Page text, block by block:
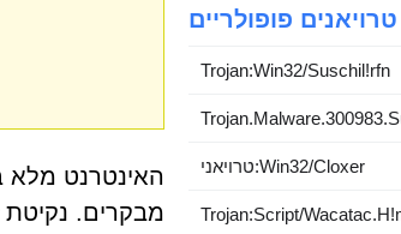
האינטרנט מלא
מבקרים. נקיטת
פופולריים
Trojan:Win32/Suschil!rfn
טרויאני:Win32/Cloxer
Trojan:Script/